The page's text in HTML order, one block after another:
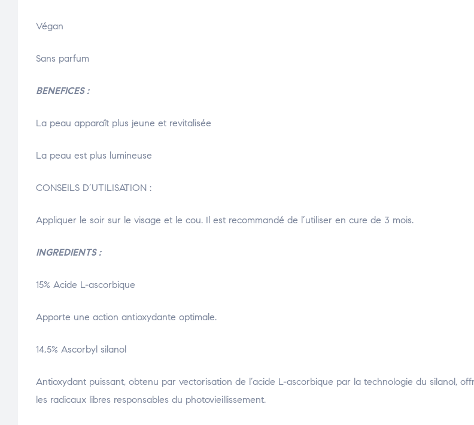
Végan
Sans parfum
BENEFICES :
La peau apparaît plus jeune et revitalisée
La peau est plus lumineuse
CONSEILS D’UTILISATION :
Appliquer le soir sur le visage et le cou. Il est recommandé de l’utiliser en cure de 3 mois.
INGREDIENTS :
15% Acide L-ascorbique
Apporte une action antioxydante optimale.
14,5% Ascorbyl silanol
Antioxydant puissant, obtenu par vectorisation de l’acide L-ascorbique par la technologie du silanol,
les radicaux libres responsables du photovieillissement.